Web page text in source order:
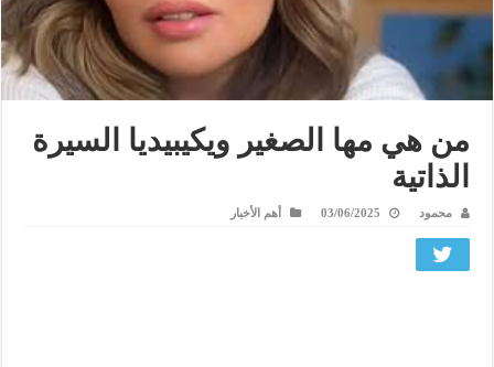
من هي مها الصغير ويكيبيديا السيرة
الذاتية
محمود 03/06/2025 أهم الأخبار